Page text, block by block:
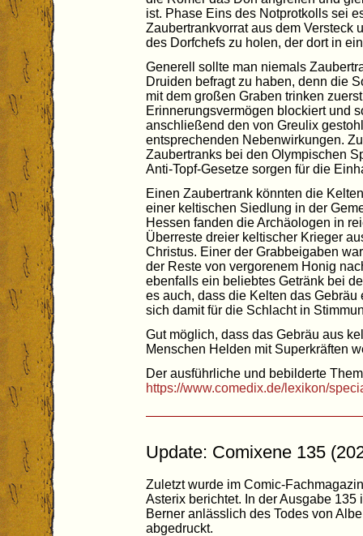
ist. Phase Eins des Notprotkolls sei
Zaubertrankvorrat aus dem Versteck
des Dorfchefs zu holen, der dort in
Generell sollte man niemals
Druiden befragt zu haben, denn die
mit dem großen Graben trinken
Erinnerungsvermögen blockiert und
anschließend den von Greulix
entsprechenden Nebenwirkungen.
Zaubertranks bei den Olympischen
Anti-Topf-Gesetze sorgen für die
Einen Zaubertrank könnten die
einer keltischen Siedlung in der
Hessen fanden die Archäologen in
Überreste dreier keltischer Krieger
Christus. Einer der Grabbeigaben
der Reste von vergorenem Honig
ebenfalls ein beliebtes Getränk bei
es auch, dass die Kelten das
sich damit für die Schlacht in
Gut möglich, dass das Gebräu aus
Menschen Helden mit Superkräften
Der ausführliche und bebilderte
https://www.comedix.de/lexikon/
Update: Comixene 135
Zuletzt wurde im Comic-
Asterix berichtet. In der Ausgabe
Berner anlässlich des Todes von
abgedruckt.